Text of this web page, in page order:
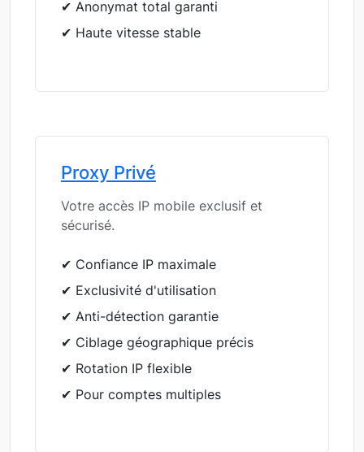
✔ Anonymat total garanti
✔ Haute vitesse stable
Proxy Privé
Votre accès IP mobile exclusif et
sécurisé.
✔ Confiance IP maximale
✔ Exclusivité d'utilisation
✔ Anti-détection garantie
✔ Ciblage géographique précis
✔ Rotation IP flexible
✔ Pour comptes multiples